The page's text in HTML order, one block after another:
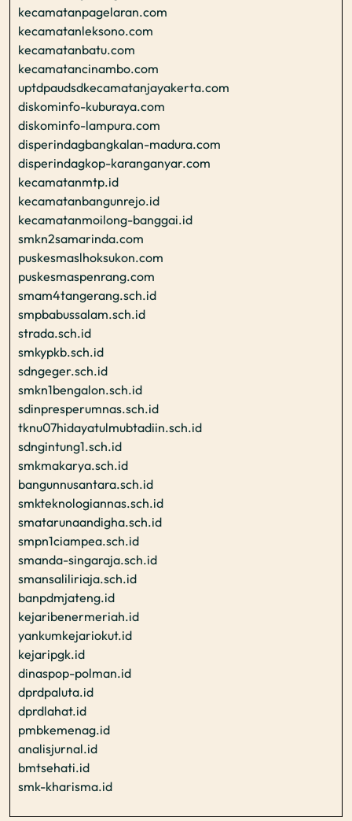
kecamatanpagelaran.com
kecamatanleksono.com
kecamatanbatu.com
kecamatancinambo.com
uptdpaudsdkecamatanjayakerta.com
diskominfo-kuburaya.com
diskominfo-lampura.com
disperindagbangkalan-madura.com
disperindagkop-karanganyar.com
kecamatanmtp.id
kecamatanbangunrejo.id
kecamatanmoilong-banggai.id
smkn2samarinda.com
puskesmaslhoksukon.com
puskesmaspenrang.com
smam4tangerang.sch.id
smpbabussalam.sch.id
strada.sch.id
smkypkb.sch.id
sdngeger.sch.id
smkn1bengalon.sch.id
sdinpresperumnas.sch.id
tknu07hidayatulmubtadiin.sch.id
sdngintung1.sch.id
smkmakarya.sch.id
bangunnusantara.sch.id
smkteknologiannas.sch.id
smatarunaandigha.sch.id
smpn1ciampea.sch.id
smanda-singaraja.sch.id
smansaliliriaja.sch.id
banpdmjateng.id
kejaribenermeriah.id
yankumkejariokut.id
kejaripgk.id
dinaspop-polman.id
dprdpaluta.id
dprdlahat.id
pmbkemenag.id
analisjurnal.id
bmtsehati.id
smk-kharisma.id